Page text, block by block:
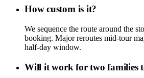
How custom is it?
We sequence the route around the
booking. Major reroutes mid-tour
half-day window.
Will it work for two families